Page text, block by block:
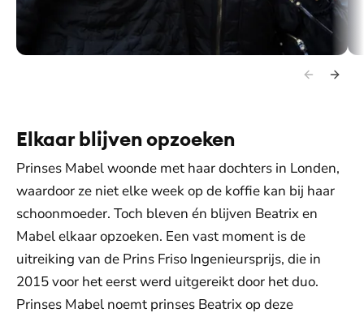
Februari 2012: koningin Beatrix en prinses Mabel komen aan bij
Elkaar blijven opzoeken
Prinses Mabel woonde met haar dochters in Londen,
waardoor ze niet elke week op de koffie kan bij haar
schoonmoeder. Toch bleven én blijven Beatrix en
Mabel elkaar opzoeken. Een vast moment is de
uitreiking van de Prins Friso Ingenieursprijs, die in
2015 voor het eerst werd uitgereikt door het duo.
Prinses Mabel noemt prinses Beatrix op deze